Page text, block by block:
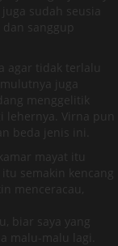
sudah seusia
sanggup
tidak terlalu
juga
menggelitik
lehernya. Virna pun
beda jenis ini.
mayat itu
semakin kencang
menceracau,
biar saya yang
malu-malu lagi.